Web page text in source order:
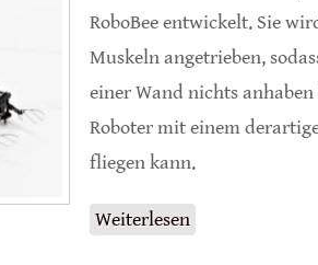
RoboBee entwickelt. Sie
Muskeln angetrieben,
einer Wand nichts
Roboter mit einem
fliegen kann.
Weiterlesen